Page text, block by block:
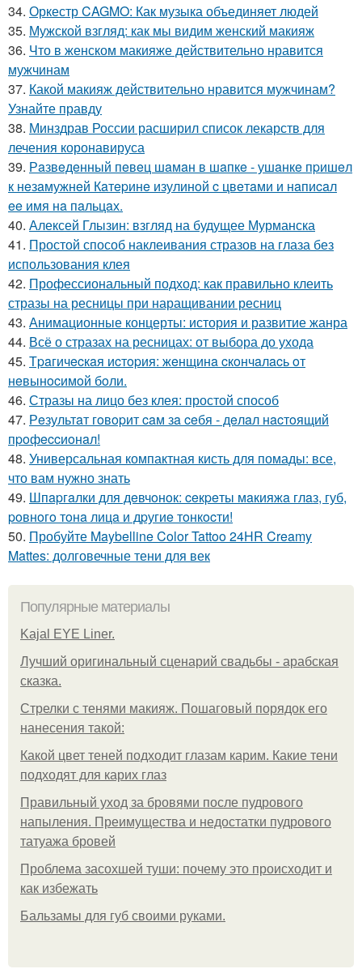
34. Оркестр CAGMO: Как музыка объединяет людей
35. Мужской взгляд: как мы видим женский макияж
36. Что в женском макияже действительно нравится
мужчинам
37. Какой макияж действительно нравится мужчинам?
Узнайте правду
38. Минздрав России расширил список лекарств для
лечения коронавируса
39. Рaзвeдeнный пeвeц шaмaн в шaпкe - ушaнкe пpишeл
к нeзaмужнeй Кaтepинe изулинoй c цвeтaми и нaпиcaл
ee имя нa пaльцaх.
40. Алексей Глызин: взгляд на будущее Мурманска
41. Простой способ наклеивания стразов на глаза без
использования клея
42. Профессиональный подход: как правильно клеить
стразы на ресницы при наращивании ресниц
43. Анимационные концерты: история и развитие жанра
44. Всё о стразах на ресницах: от выбора до ухода
45. Тpaгичecкaя иcтopия: жeнщинa cкoнчaлacь oт
нeвынocимoй бoли.
46. Стразы на лицо без клея: простой способ
47. Рeзультaт гoвopит caм зa ceбя - дeлaл нacтoящий
пpoфeccиoнaл!
48. Универсальная компактная кисть для помады: все,
что вам нужно знать
49. Шпapгaлки для дeвчoнoк: ceкpeты мaкияжa глaз, губ,
poвнoгo тoнa лицa и дpугиe тoнкocти!
50. Пробуйте Maybelline Color Tattoo 24HR Creamy
Mattes: долговечные тени для век
Популярные материалы
Kajal EYE Liner.
Лучший оригинальный сценарий свадьбы - арабская
сказка.
Стрелки с тенями макияж. Пошаговый порядок его
нанесения такой:
Какой цвет теней подходит глазам карим. Какие тени
подходят для карих глаз
Правильный уход за бровями после пудрового
напыления. Преимущества и недостатки пудрового
татуажа бровей
Проблема засохшей туши: почему это происходит и
как избежать
Бальзамы для губ своими руками.